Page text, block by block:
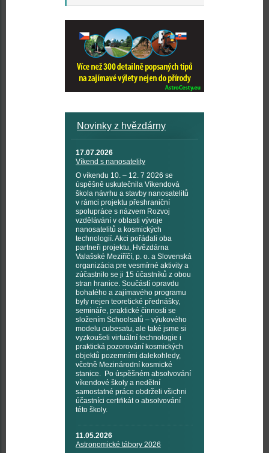
Novinky z hvězdárny
17.07.2026
Víkend s nanosatelity
O víkendu 10. – 12. 7 2026 se
úspěšně uskutečnila Víkendová
škola návrhu a stavby nanosatelitů
v rámci projektu přeshraniční
spolupráce s názvem Rozvoj
vzdělávání v oblasti vývoje
nanosatelitů a kosmických
technologií. Akci pořádali oba
partneři projektu, Hvězdárna
Valašské Meziříčí, p. o. a Slovenská
organizácia pre vesmírné aktivity a
zúčastnilo se ji 15 účastníků z obou
stran hranice. Součástí opravdu
bohatého a zajímavého programu
byly nejen teoretické přednášky,
semináře, praktické činnosti se
složením Schoolsatů – výukového
modelu cubesatu, ale také jsme si
vyzkoušeli virtuální technologie i
praktická pozorování kosmických
objektů pozemními dalekohledy,
včetně Mezinárodní kosmické
stanice. Po úspěšném absolvování
víkendové školy a nedělní
samostatné práce obdrželi všichni
účastníci certifikát o absolvování
této školy.
11.05.2026
Astronomické tábory 2026